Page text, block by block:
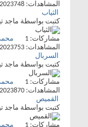
المشاهدات: 748
الثياب
كتبت بواسطة ماجد
مشاركات: 1
المشاهدات: 753
السربال
كتبت بواسطة ماجد
مشاركات: 1
المشاهدات: 870
القميص
كتبت بواسطة ماجد
مشاركات: 1